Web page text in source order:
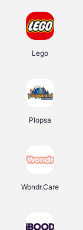
Lego
Plopsa
Wondr.Care